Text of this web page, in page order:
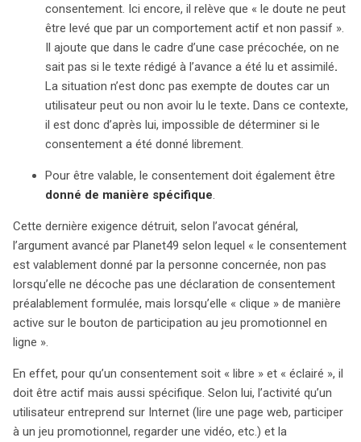
consentement. Ici encore, il relève que « le doute ne peut
être levé que par un comportement actif et non passif ».
Il ajoute que dans le cadre d’une case précochée, on ne
sait pas si le texte rédigé à l’avance a été lu et assimilé.
La situation n’est donc pas exempte de doutes car un
utilisateur peut ou non avoir lu le texte. Dans ce contexte,
il est donc d’après lui, impossible de déterminer si le
consentement a été donné librement.
Pour être valable, le consentement doit également être
donné de manière spécifique.
Cette dernière exigence détruit, selon l’avocat général,
l’argument avancé par Planet49 selon lequel « le consentement
est valablement donné par la personne concernée, non pas
lorsqu’elle ne décoche pas une déclaration de consentement
préalablement formulée, mais lorsqu’elle « clique » de manière
active sur le bouton de participation au jeu promotionnel en
ligne ».
En effet, pour qu’un consentement soit « libre » et « éclairé », il
doit être actif mais aussi spécifique. Selon lui, l’activité qu’un
utilisateur entreprend sur Internet (lire une page web, participer
à un jeu promotionnel, regarder une vidéo, etc.) et la